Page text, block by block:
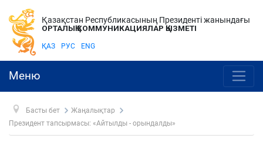
Қазақстан Республикасының Президенті жанындағы
ОРТАЛЫҚ КОММУНИКАЦИЯЛАР ҚЫЗМЕТІ
ҚАЗ РУС ENG
Меню
Басты бет
Жаңалықтар
Президент тапсырмасы: «Айтылды - орындалды»